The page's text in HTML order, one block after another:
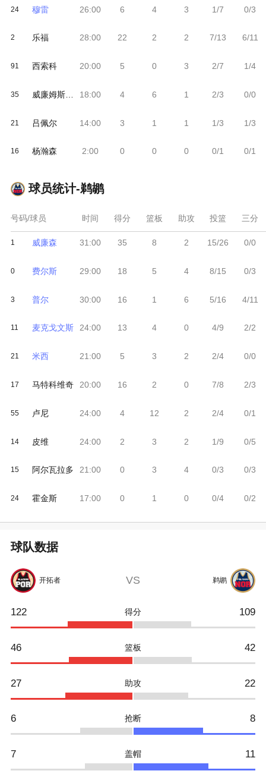
24 穆雷
2 乐福
91 西索科
35 威廉姆斯三世
21 吕佩尔
16 杨瀚森
26:00
28:00
20:00
18:00
14:00
2:00
6
22
5
4
3
0
4
2
0
6
1
0
3
2
3
1
1
0
1/7
7/13
2/7
2/3
1/3
0/1
0/3
6/11
1/4
0/0
1/3
0/1
球员统计-鹈鹕
号码/球员
1 威廉森
0 费尔斯
3 普尔
11 麦克戈文斯
21 米西
17 马特科维奇
55 卢尼
14 皮维
15 阿尔瓦拉多
24 霍金斯
时间
31:00
29:00
30:00
24:00
21:00
20:00
24:00
24:00
21:00
17:00
得分
35
18
16
13
5
16
4
2
0
0
篮板
8
5
1
4
3
2
12
3
3
1
助攻
2
4
6
0
2
0
2
2
4
0
投篮
15/26
8/15
5/16
4/9
2/4
7/8
2/4
1/9
0/3
0/4
三分
0/0
0/3
4/11
2/2
0/0
2/3
0/1
0/5
0/3
0/2
球队数据
开拓者 VS 鹈鹕
122 得分 109
46 篮板 42
27 助攻 22
6 抢断 8
7 盖帽 11